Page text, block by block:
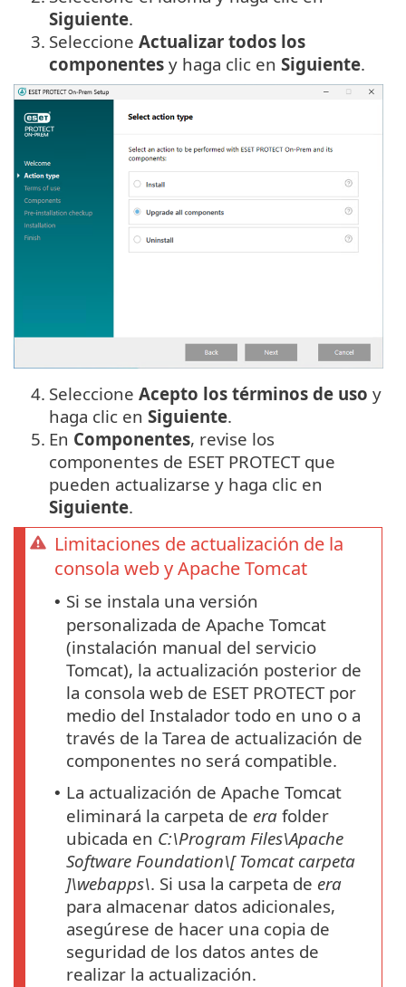
Siguiente.
3. Seleccione Actualizar todos los
componentes y haga clic en Siguiente.
4. Seleccione Acepto los términos de uso y
haga clic en Siguiente.
5. En Componentes, revise los
componentes de ESET PROTECT que
pueden actualizarse y haga clic en
Siguiente.
Limitaciones de actualización de la
consola web y Apache Tomcat
• Si se instala una versión
personalizada de Apache Tomcat
(instalación manual del servicio
Tomcat), la actualización posterior de
la consola web de ESET PROTECT por
medio del Instalador todo en uno o a
través de la Tarea de actualización de
componentes no será compatible.
• La actualización de Apache Tomcat
eliminará la carpeta de era folder
ubicada en C:\Program Files\Apache
Software Foundation\[ Tomcatcarpeta
]\webapps\. Si usa la carpeta de era
para almacenar datos adicionales,
asegúrese de hacer una copia de
seguridad de los datos antes de
realizar la actualización.